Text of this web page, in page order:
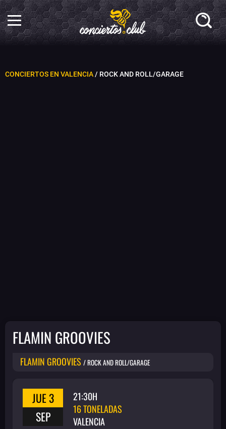
CONCIERTOS EN VALENCIA/ ROCK AND ROLL/GARAGE
FLAMIN GROOVIES
FLAMIN GROOVIES / ROCK AND ROLL/GARAGE
JUE 3
SEP
21:30H
16 TONELADAS
VALENCIA